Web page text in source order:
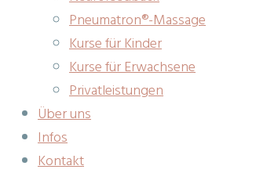
Pneumatron®-Massage
Kurse für Kinder
Kurse für Erwachsene
Privatleistungen
Über uns
Infos
Kontakt